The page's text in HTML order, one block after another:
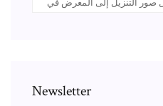
Newsletter